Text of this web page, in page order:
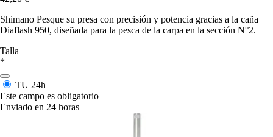
Shimano Pesque su presa con precisión y potencia gracias a la caña
Diaflash 950, diseñada para la pesca de la carpa en la sección N°2.
Talla
*
TU 24h
Este campo es obligatorio
Enviado en 24 horas